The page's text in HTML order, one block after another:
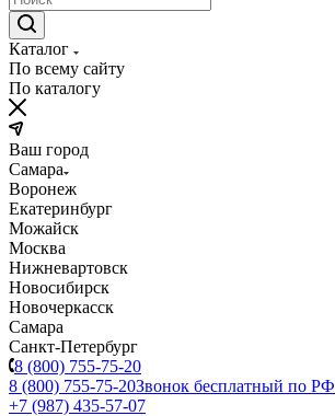
Каталог
По всему сайту
По каталогу
Ваш город
Самара
Воронеж
Екатеринбург
Можайск
Москва
Нижневартовск
Новосибирск
Новочеркасск
Самара
Санкт-Петербург
8 (800) 755-75-20
8 (800) 755-75-20Звонок бесплатный по РФ
+7 (987) 435-57-07